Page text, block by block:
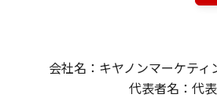
会社名：キヤノンマーケテ
代表者名：代